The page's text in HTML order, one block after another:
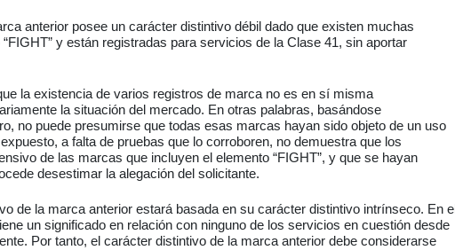
anterior posee un carácter distintivo débil dado que existen muchas
y están registradas para servicios de la Clase 41, sin aportar
la existencia de varios registros de marca no es en sí misma
la situación del mercado. En otras palabras, basándose
no puede presumirse que todas esas marcas hayan sido objeto de un uso
a falta de pruebas que lo corroboren, no demuestra que los
de las marcas que incluyen el elemento “FIGHT”, y que se hayan
desestimar la alegación del solicitante.
de la marca anterior estará basada en su carácter distintivo intrínseco. En el
un significado en relación con ninguno de los servicios en cuestión desde
Por tanto, el carácter distintivo de la marca anterior debe considerarse